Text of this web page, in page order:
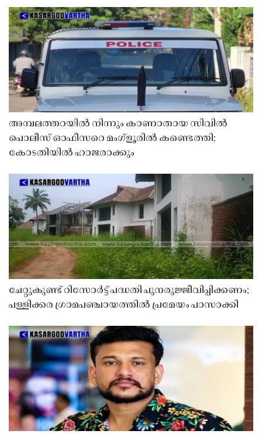
അമ്പലത്തറയിൽ നിന്നും കാണാതായ സിവിൽ
പൊലീസ് ഓഫീസറെ മംഗ്ളൂരിൽ കണ്ടെത്തി;
കോടതിയിൽ ഹാജരാക്കും
ചേറ്റുകുണ്ട് റിസോർട്ട് പദ്ധതി പുനരുജ്ജീവിപ്പിക്കണം;
പള്ളിക്കര ഗ്രാമപഞ്ചായത്തിൽ പ്രമേയം പാസാക്കി